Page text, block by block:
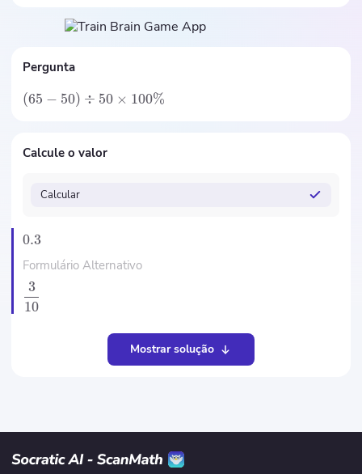
Pergunta
(65 − 50) ÷ 50 × 100%
Calcule o valor
Calcular
0.3
Formulário Alternativo
10
3
Mostrar solução